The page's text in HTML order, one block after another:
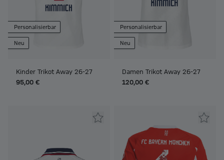
Personalisierbar
Neu
Kinder Trikot Away 26-27
95,00 €
Personalisierbar
Neu
Damen Trikot Away 26-27
120,00 €